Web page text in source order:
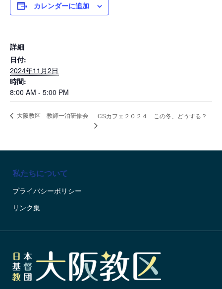
カレンダーに追加
詳細
日付:
2024年11月2日
時間:
8:00 AM - 5:00 PM
大阪教区 教師一泊研修会 CSカフェ２０２４ この冬、どうする？
私たちについて
プライバシーポリシー
リンク集